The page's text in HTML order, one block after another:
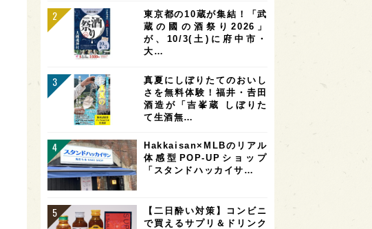
東京都の10蔵が集結！「武
蔵の國の酒祭り2026」
が、10/3(土)に府中市・
大…
真夏にしぼりたてのおいし
さを無料体験！福井・𠮷田
酒造が「吉峯蔵 しぼりた
て生酒無…
Hakkaisan×MLBのリアル
体感型POP-UPショップ
「スタンドハッカイサ…
【二日酔い対策】コンビニ
で買えるサプリ＆ドリンク